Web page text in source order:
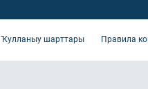
Ҡулланыу шарттары Правила